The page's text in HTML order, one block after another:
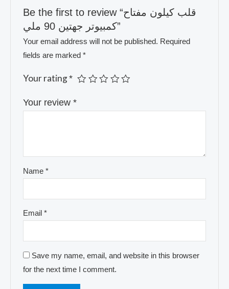
Be the first to review “قلب كيلون مفتاح
كمبيوتر جهتين 90 ملي”
Your email address will not be published. Required
fields are marked*
Your rating*
Your review*
Name*
Email*
Save my name, email, and website in this browser
for the next time I comment.